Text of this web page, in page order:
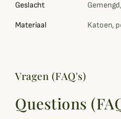
Geslacht
Materiaal Katoen,
Vragen (FAQ's)
Questions